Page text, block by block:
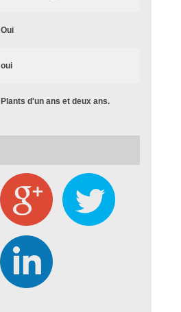
Oui
oui
Plants d'un ans et deux ans.